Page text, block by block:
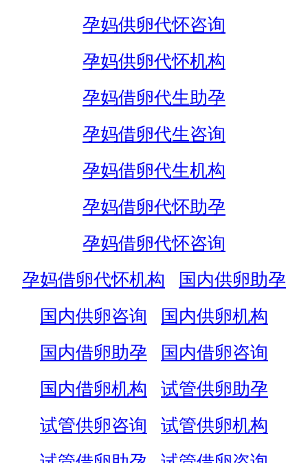
孕妈供卵代怀咨询
孕妈供卵代怀机构
孕妈借卵代生助孕
孕妈借卵代生咨询
孕妈借卵代生机构
孕妈借卵代怀助孕
孕妈借卵代怀咨询
孕妈借卵代怀机构
国内供卵助孕
国内供卵咨询
国内供卵机构
国内借卵助孕
国内借卵咨询
国内借卵机构
试管供卵助孕
试管供卵咨询
试管供卵机构